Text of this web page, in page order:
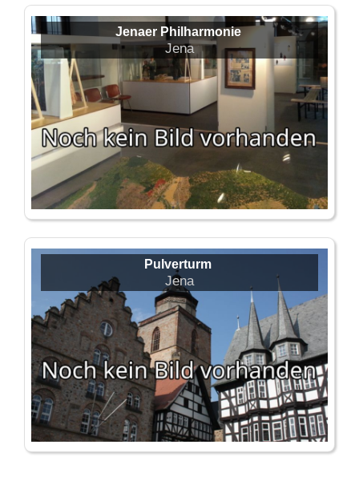
Jenaer Philharmonie
Jena
Pulverturm
Jena